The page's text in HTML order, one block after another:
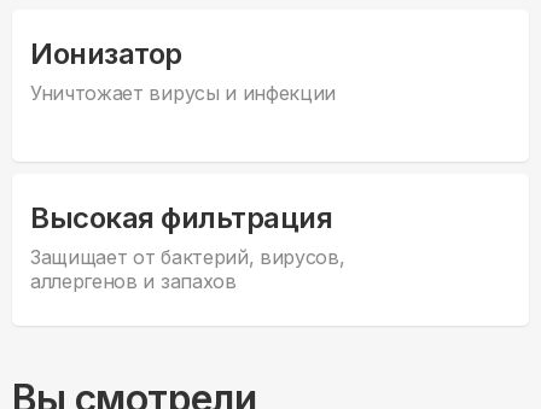
Ионизатор
Уничтожает вирусы и инфекции
Высокая фильтрация
Защищает от бактерий, вирусов,
аллергенов и запахов
Вы смотрели